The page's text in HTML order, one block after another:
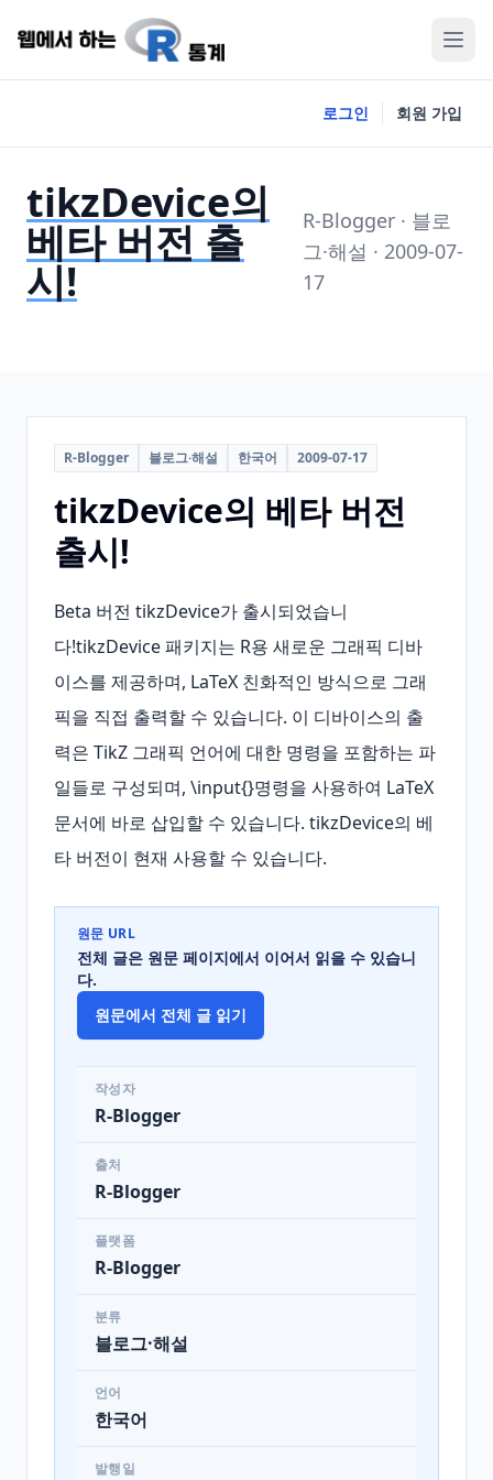
로그인 회원 가입
tikzDevice의
베타 버전 출
시!
R-Blogger · 블로
그·해설 · 2009-07-
17
R-Blogger 블로그·해설 한국어 2009-07-17
tikzDevice의 베타 버전
출시!
Beta 버전 tikzDevice가 출시되었습니
다!tikzDevice 패키지는 R용 새로운 그래픽 디바
이스를 제공하며, LaTeX 친화적인 방식으로 그래
픽을 직접 출력할 수 있습니다. 이 디바이스의 출
력은 TikZ 그래픽 언어에 대한 명령을 포함하는 파
일들로 구성되며, \input{}명령을 사용하여 LaTeX
문서에 바로 삽입할 수 있습니다. tikzDevice의 베
타 버전이 현재 사용할 수 있습니다.
원문 URL
전체 글은 원문 페이지에서 이어서 읽을 수 있습니
다.
원문에서 전체 글 읽기
작성자
R-Blogger
출처
R-Blogger
플랫폼
R-Blogger
분류
블로그·해설
언어
한국어
발행일